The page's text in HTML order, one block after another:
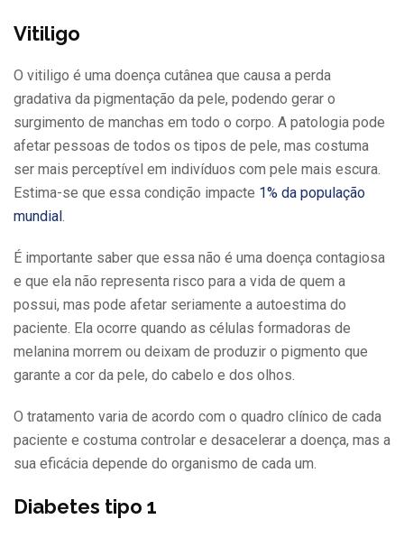
Vitiligo
O vitiligo é uma doença cutânea que causa a perda
gradativa da pigmentação da pele, podendo gerar o
surgimento de manchas em todo o corpo. A patologia pode
afetar pessoas de todos os tipos de pele, mas costuma
ser mais perceptível em indivíduos com pele mais escura.
Estima-se que essa condição impacte 1% da população
mundial.
É importante saber que essa não é uma doença contagiosa
e que ela não representa risco para a vida de quem a
possui, mas pode afetar seriamente a autoestima do
paciente. Ela ocorre quando as células formadoras de
melanina morrem ou deixam de produzir o pigmento que
garante a cor da pele, do cabelo e dos olhos.
O tratamento varia de acordo com o quadro clínico de cada
paciente e costuma controlar e desacelerar a doença, mas a
sua eficácia depende do organismo de cada um.
Diabetes tipo 1